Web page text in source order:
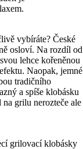
vybíráte? České
osloví. Na rozdíl od
lehce kořeněnou
Naopak, jemné
tradičního
a spíše klobásku
grilu nerozteče ale
grilovací klobásky